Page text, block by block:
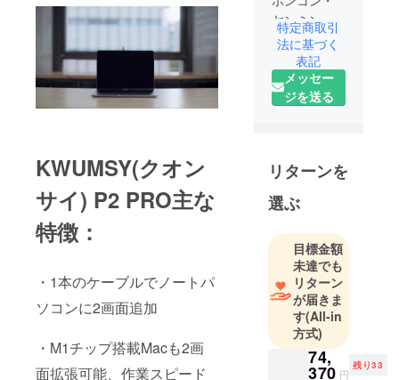
KWUMSY(クオン
サイ) P2 PRO主な
特徴：
・1本のケーブルでノートパ
ソコンに2画面追加
・M1チップ搭載Macも2画
面拡張可能、作業スピード
ヤンミン）
は新製品の
デザイン、
販売、運営
事業をして
活、スマー
トビジネ
ス」を目指
して、時代
の変化に伴
いライフス
タイルを見
据えなが
ら、皆様の
ニーズに合
わせる製品
特定商取引
法に基づく
表記
メッセー
ジを送る
リターンを
選ぶ
目標金額
未達でも
リターン
が届きま
す(All-in
方式)
74,
370 円
残り33